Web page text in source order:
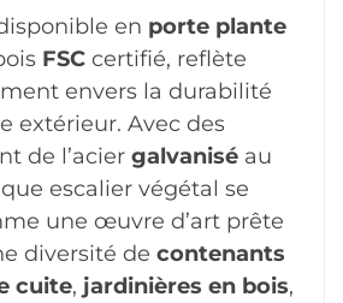
en porte plante
FSC certifié, reflète
envers la durabilité
extérieur. Avec des
de l’acier galvanisé au
escalier végétal se
une œuvre d’art prête
diversité de contenants
cuite, jardinières en bois,